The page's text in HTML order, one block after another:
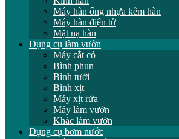
Máy hàn ống nhựa kềm hàn
Máy hàn điện tử
Mặt nạ hàn
Dụng cụ làm vườn
Máy cắt cỏ
Bình phun
Bình tưới
Bình xịt
Máy xịt rửa
Máy làm vườn
Khác làm vườn
Dụng cụ bơm nước